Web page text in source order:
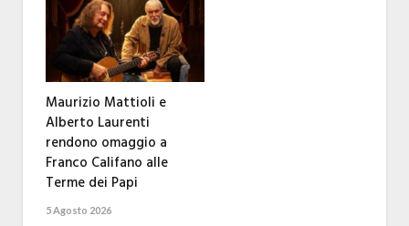
Maurizio Mattioli e
Alberto Laurenti
rendono omaggio a
Franco Califano alle
Terme dei Papi
5 Agosto 2026